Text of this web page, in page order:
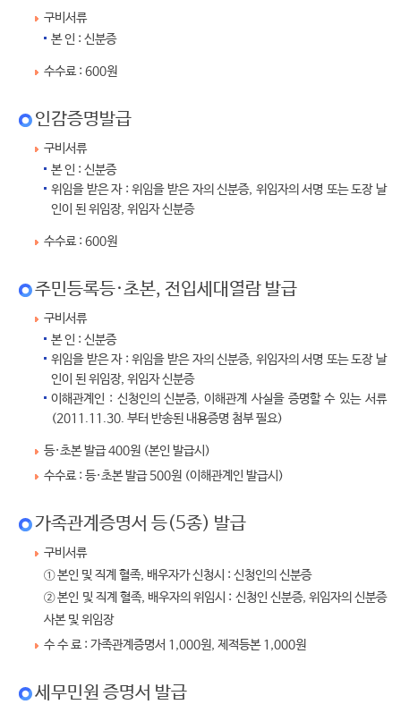
구비서류
본 인 : 신분증
수수료 : 600원
인감증명발급
구비서류
본 인 : 신분증
위임을 받은 자 : 위임을 받은 자의 신분증, 위임자의 서명 또는 도장 날
인이 된 위임장, 위임자 신분증
수수료 : 600원
주민등록등·초본, 전입세대열람 발급
구비서류
본 인 : 신분증
위임을 받은 자 : 위임을 받은 자의 신분증, 위임자의 서명 또는 도장 날
인이 된 위임장, 위임자 신분증
이해관계인 : 신청인의 신분증, 이해관계 사실을 증명할 수 있는 서류
(2011.11.30. 부터 반송된 내용증명 첨부 필요)
등·초본 발급 400원 (본인 발급시)
수수료 : 등·초본 발급 500원 (이해관계인 발급시)
가족관계증명서 등(5종) 발급
구비서류
① 본인 및 직계 혈족, 배우자가 신청시 : 신청인의 신분증
② 본인 및 직계 혈족, 배우자의 위임시 : 신청인 신분증, 위임자의 신분증
사본 및 위임장
수 수 료 : 가족관계증명서 1,000원, 제적등본 1,000원
세무민원 증명서 발급